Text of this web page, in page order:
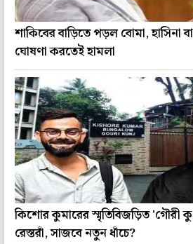
শাকিবের বাড়িতে পড়ল বোমা, হাসিনা
ঘোষণা করতেই হামলা
কিশোর কুমারের স্মৃতিবিজড়িত 'গৌরী
রেস্তরাঁ, সাজবে নতুন ধাঁচে?